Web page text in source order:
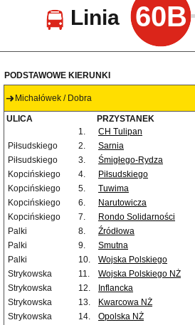
Linia 60B
PODSTAWOWE KIERUNKI
Michałówek / Dobra
ULICA PRZYSTANEK
1.
CH Tulipan
Piłsudskiego
2. Sarnia
Piłsudskiego
3. Śmigłego-Rydza
Kopcińskiego
4. Piłsudskiego
Kopcińskiego
5. Tuwima
Kopcińskiego
6. Narutowicza
Kopcińskiego
7. Rondo Solidarności
Palki
8. Źródłowa
Palki
9. Smutna
Palki
10. Wojska Polskiego
Strykowska
11. Wojska Polskiego NŻ
Strykowska
12. Inflancka
Strykowska
13. Kwarcowa NŻ
Strykowska
14. Opolska NŻ